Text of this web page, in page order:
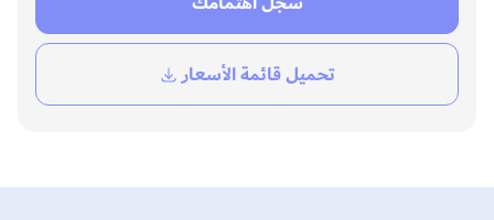
تحميل قائمة الأسعار